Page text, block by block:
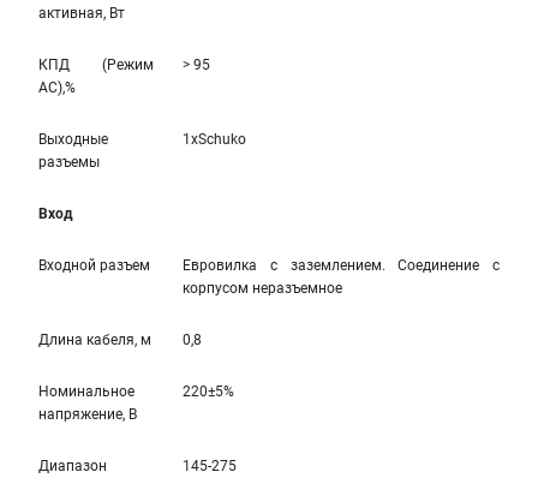
активная, Вт
КПД (Режим
AC),%
> 95
Выходные
разъемы
1xSchuko
Вход
Входной разъем
Евровилка с заземлением. Соединение с
корпусом неразъемное
Длина кабеля, м 0,8
Номинальное
напряжение, В
220±5%
Диапазон
145-275